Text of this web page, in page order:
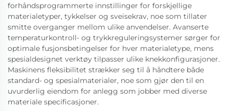
forhåndsprogrammerte innstillinger for forskjellige
materialetyper, tykkelser og sveisekrav, noe som tillater
smitte overganger mellom ulike anvendelser. Avanserte
temperaturkontroll- og trykkreguleringsystemer sørger for
optimale fusjonsbetingelser for hver materialetype, mens
spesialdesignet verktøy tilpasser ulike knekkonfigurasjoner.
Maskinens fleksibilitet strækker seg til å håndtere både
standard- og spesialmaterialer, noe som gjør den til en
uvurderlig eiendom for anlegg som jobber med diverse
materiale specificasjoner.